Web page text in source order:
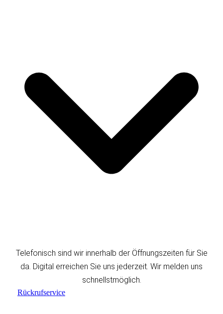
Telefonisch sind wir innerhalb der Öffnungszeiten für Sie
da. Digital erreichen Sie uns jederzeit. Wir melden uns
schnellstmöglich.
Rückrufservice